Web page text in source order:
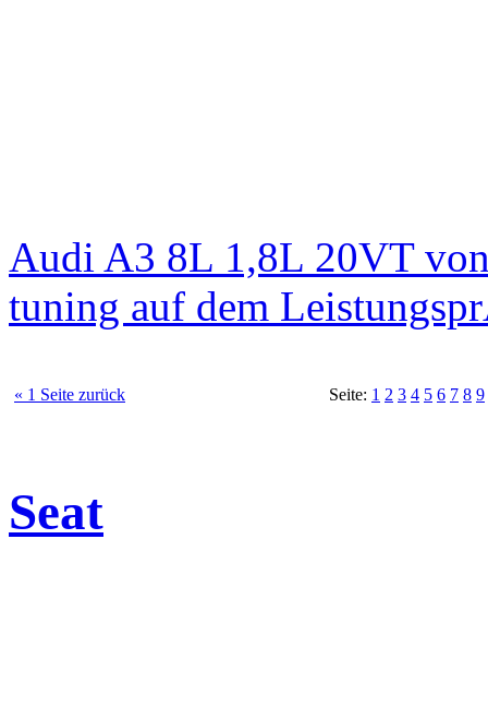
Audi A3 8L 1,8L 20VT
tuning auf dem
« 1 Seite zurück Seite: 1 2 3 4 5 6 7 8 9
Seat